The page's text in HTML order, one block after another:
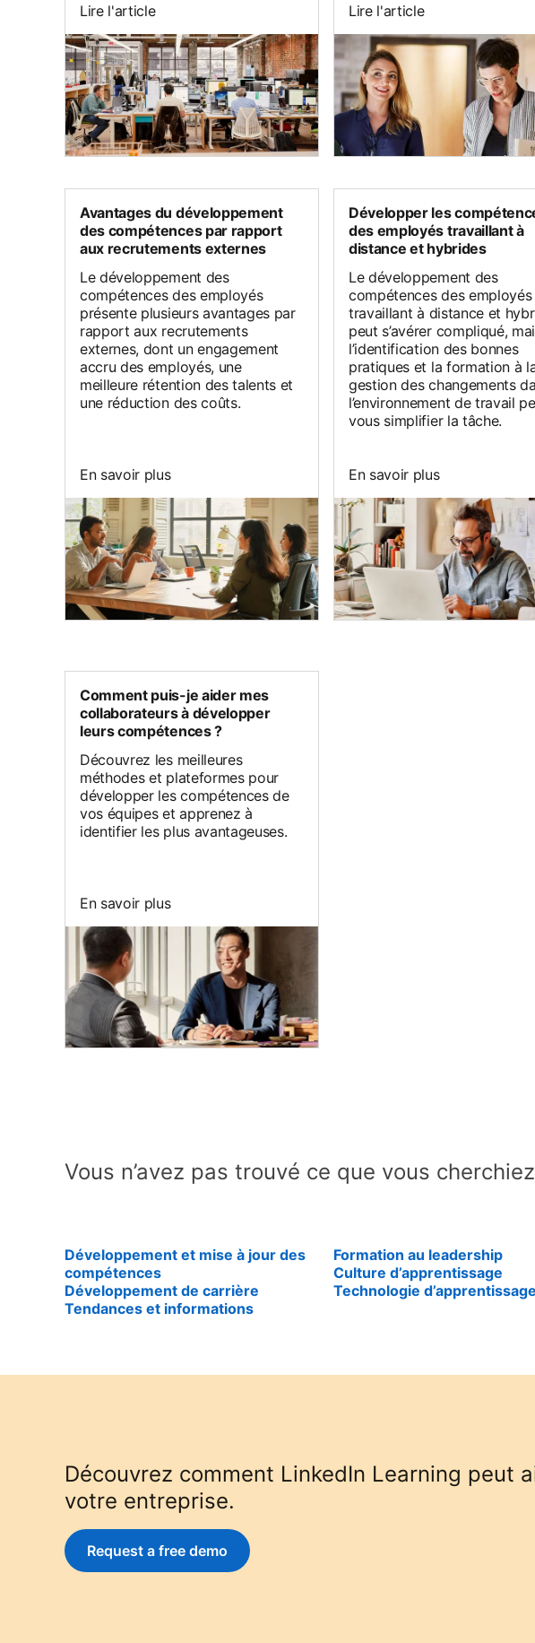
Lire l'article Lire l'article
Avantages du développement
des compétences par rapport
aux recrutements externes
Le développement des
compétences des employés
présente plusieurs avantages par
rapport aux recrutements
externes, dont un engagement
accru des employés, une
meilleure rétention des talents et
une réduction des coûts.
En savoir plus
Développer les
des employés travaillant à
distance et hybrides
Le développement des
compétences des employés
travaillant à distance et
peut s’avérer compliqué,
l’identification des bonnes
pratiques et la formation à
gestion des changements
l’environnement de travail
vous simplifier la tâche.
En savoir plus
Comment puis-je aider mes
collaborateurs à développer
leurs compétences ?
Découvrez les meilleures
méthodes et plateformes pour
développer les compétences de
vos équipes et apprenez à
identifier les plus avantageuses.
En savoir plus
Vous n’avez pas trouvé ce que vous
Développement et mise à jour des
compétences
Développement de carrière
Tendances et informations
Formation au leadership
Culture d’apprentissage
Technologie d’apprentissage
Découvrez comment LinkedIn Learning peut
votre entreprise.
Request a free demo